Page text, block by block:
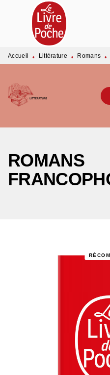
MENU RECHERCHE
PIED DE PAGE
Accueil • Littérature • Romans •
ROMANS